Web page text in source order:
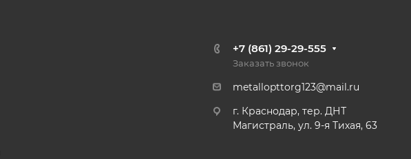
+7 (861) 29-29-555
Заказать звонок
metallopttorg123@mail.ru
г. Краснодар, тер. ДНТ
Магистраль, ул. 9-я Тихая, 63